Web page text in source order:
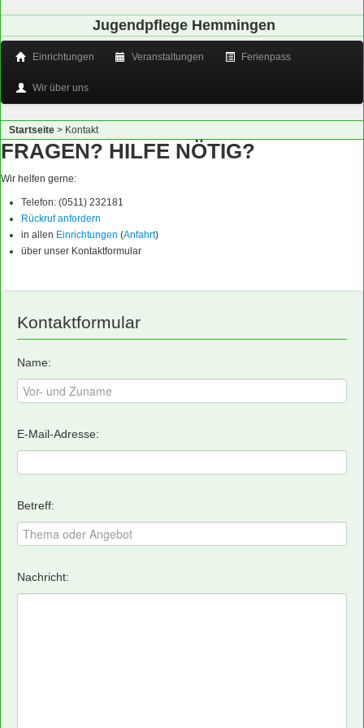
Jugendpflege Hemmingen
Einrichtungen Veranstaltungen Ferienpass
Wir über uns
Startseite > Kontakt
FRAGEN? HILFE NÖTIG?
Wir helfen gerne:
Telefon: (0511) 232181
Rückruf anfordern
in allen Einrichtungen (Anfahrt)
über unser Kontaktformular
Kontaktformular
Name:
E-Mail-Adresse:
Betreff:
Nachricht: